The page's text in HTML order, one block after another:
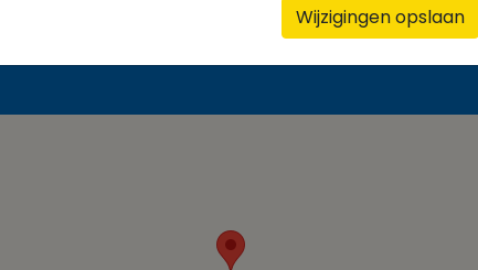
Wijzigingen opslaan